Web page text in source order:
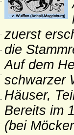
zuerst
die
Auf dem
schwarzer
Häuser,
Bereits im
(bei